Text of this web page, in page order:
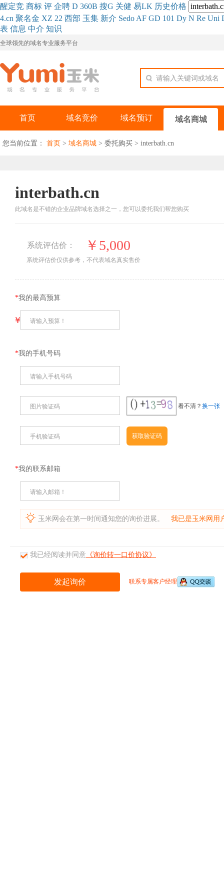
醒定竞 商标 评 企聘 D 360B 搜G 关健 易LK 历史价格
4.cn 聚名金 XZ 22 西部 玉集 新介 Sedo AF GD 101 Dy N Re Uni
表 信息 中介 知识